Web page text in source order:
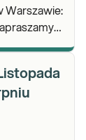
Warszawie: